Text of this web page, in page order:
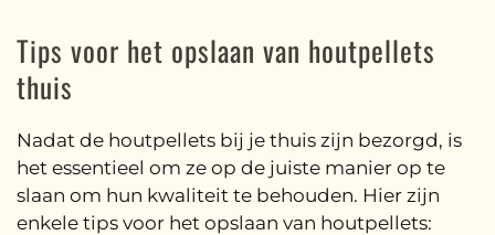
Tips voor het opslaan van houtpellets
thuis
Nadat de houtpellets bij je thuis zijn bezorgd, is
het essentieel om ze op de juiste manier op te
slaan om hun kwaliteit te behouden. Hier zijn
enkele tips voor het opslaan van houtpellets: